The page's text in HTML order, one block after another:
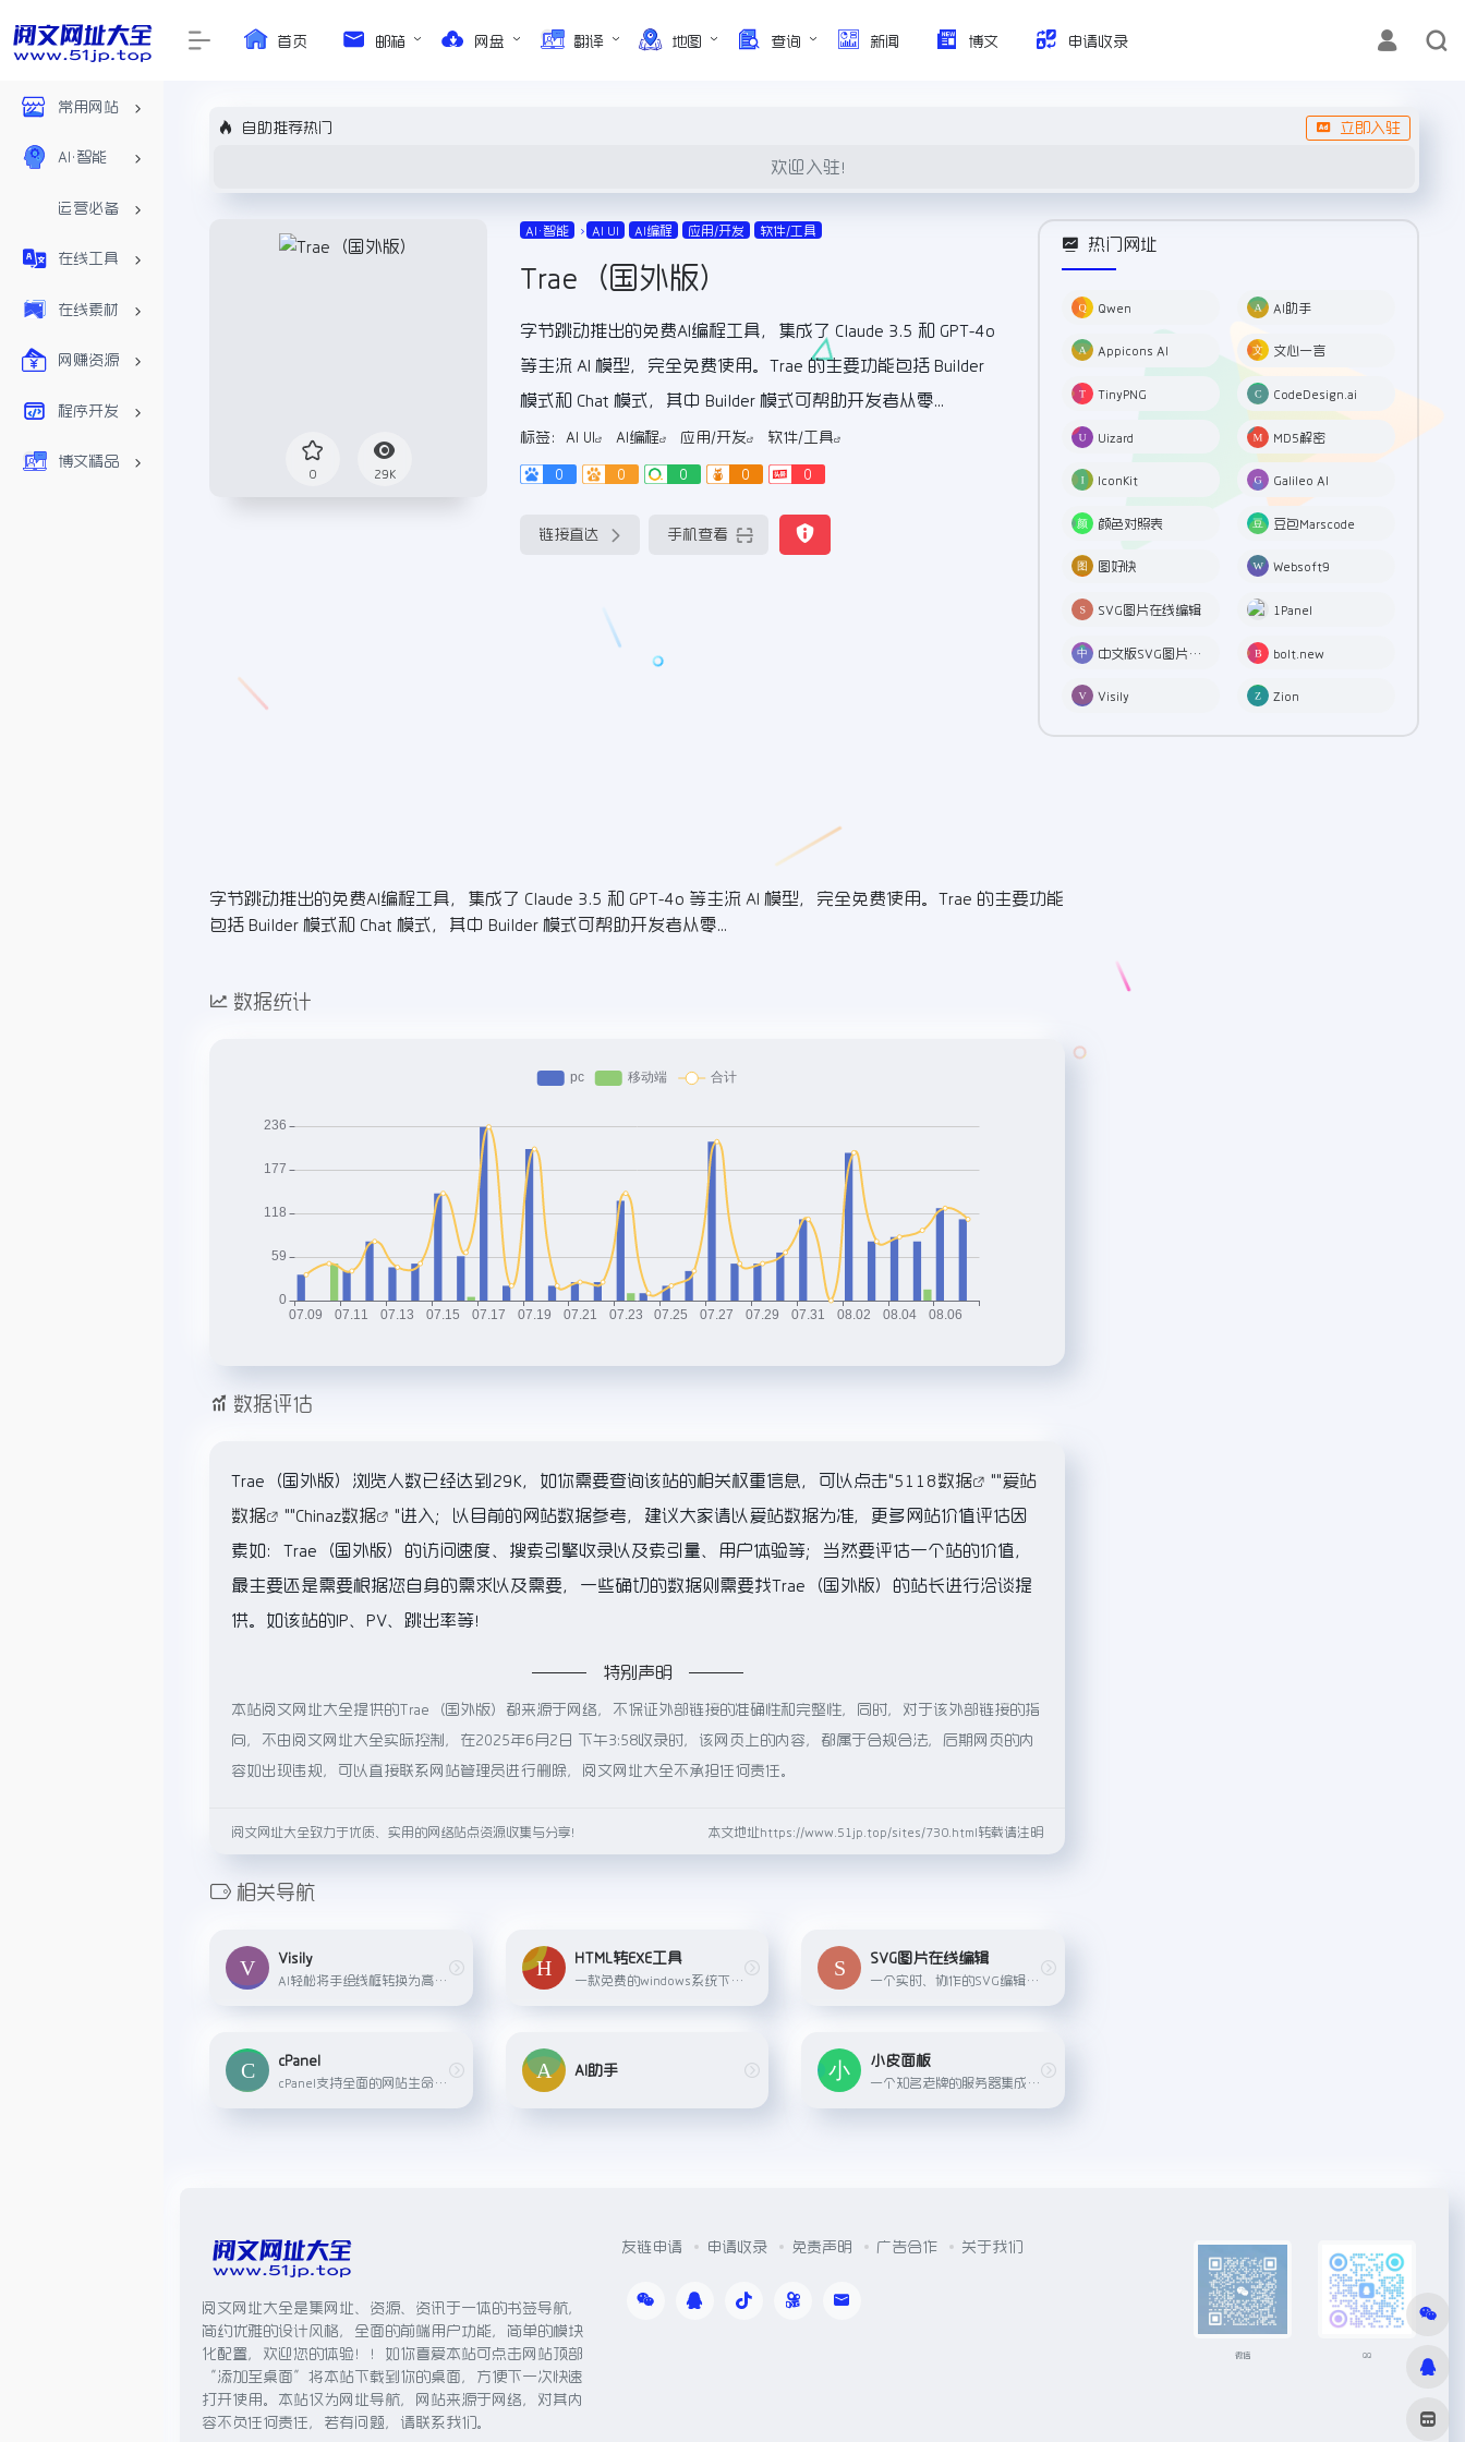
常用网站
AI•智能
运营必备
在线工具
在线素材
网赚资源
程序开发
博文精品
首页 邮箱 网盘 翻译 地图 查询 新闻 博文 申请收录
自助推荐热门 立即入驻
欢迎入驻！
0 29K
AI•智能 AI UI AI编程 应用/开发 软件/工具
Trae（国外版）
字节跳动推出的免费AI编程工具，集成了 Claude 3.5 和 GPT-4o
等主流 AI 模型，完全免费使用。Trae 的主要功能包括 Builder
模式和 Chat 模式，其中 Builder 模式可帮助开发者从零...
标签： AI UI AI编程 应用/开发 软件/工具
0 0 0 0 0
链接直达 手机查看
热门网址
Qwen AI助手
Appicons AI 文心一言
TinyPNG CodeDesign.ai
Uizard MD5解密
IconKit Galileo AI
颜色对照表 豆包Marscode
图好快 Websoft9
SVG图片在线编辑 1Panel
中文版SVG图片在线编辑 bolt.new
Visily Zion
字节跳动推出的免费AI编程工具，集成了 Claude 3.5 和 GPT-4o 等主流 AI 模型，完全免费使用。Trae 的主要功能
包括 Builder 模式和 Chat 模式，其中 Builder 模式可帮助开发者从零...
数据统计
数据评估
Trae（国外版）浏览人数已经达到29K，如你需要查询该站的相关权重信息，可以点击"5118数据 ""爱站
数据
""Chinaz数据
"进入；以目前的网站数据参考，建议大家请以爱站数据为准，更多网站价值评估因
素如：Trae（国外版）的访问速度、搜索引擎收录以及索引量、用户体验等；当然要评估一个站的价值，
最主要还是需要根据您自身的需求以及需要，一些确切的数据则需要找Trae（国外版）的站长进行洽谈提
供。如该站的IP、PV、跳出率等！
特别声明
本站阅文网址大全提供的Trae（国外版）都来源于网络，不保证外部链接的准确性和完整性，同时，对于该外部链接的指
向，不由阅文网址大全实际控制，在2025年6月2日 下午3:58收录时，该网页上的内容，都属于合规合法，后期网页的内
容如出现违规，可以直接联系网站管理员进行删除，阅文网址大全不承担任何责任。
阅文网址大全致力于优质、实用的网络站点资源收集与分享！ 本文地址https://www.51jp.top/sites/730.html转载请注明
相关导航
Visily
AI轻松将手绘线框转换为高保真度
HTML转EXE工具
一款免费的windows系统下将Web项目或者是网站打包成EXE执行程序的免费工具。无论是单页面应用，或者是其他的使用传统的html
SVG图片在线编辑
一个实时、协作的SVG编辑器，带有一个强大的基于Javascript的插件系统，供团队使用。容易扩展和自动化，或创建流程图，UML，网络，等距和网页图表与数千个包含的符号。导出到多种...
cPanel
cPanel支持全面的网站生命周期管理，包括网站的创建、内容编辑、删除操作以及数据备份，同时提供域名绑定功能以及SSL证书的配置服务，确保网站的安全性与数据传输的加密性。在邮件服务方面，cPanel 平台支持企业邮局系统的创建与管理，集成了Webmail客户端、邮件列表管理、自动回复设置以及邮件自动转发等丰富的邮件功能，极大地提升了企业邮件通信的效率与灵活性。
AI助手
小皮面板
一个知名老牌的服务器集成环境工具
阅文网址大全是集网址、资源、资讯于一体的书签导航，
简约优雅的设计风格，全面的前端用户功能，简单的模块
化配置，欢迎您的体验！！如你喜爱本站可点击网站顶部
“添加至桌面”将本站下载到你的桌面，方便下一次快速
打开使用。本站仅为网址导航，网站来源于网络，对其内
容不负任何责任，若有问题，请联系我们。
友链申请 申请收录 免责声明 广告合作 关于我们
微信 QQ